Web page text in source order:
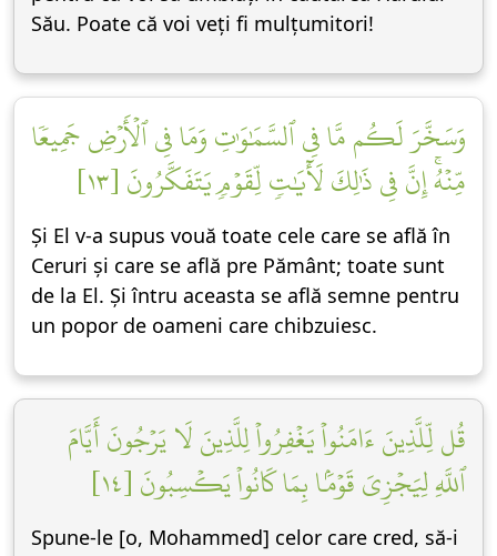
Său. Poate că voi veți fi mulțumitori!
وَسَخَّرَ لَكُم مَّا فِي ٱلسَّمَٰوَٰتِ وَمَا فِي ٱلۡأَرۡضِ جَمِيعٗا
مِّنۡهُۚ إِنَّ فِي ذَٰلِكَ لَأٓيَٰتٖ لِّقَوۡمٖ يَتَفَكَّرُونَ [١٣]
Și El v-a supus vouă toate cele care se află în
Ceruri și care se află pre Pământ; toate sunt
de la El. Și întru aceasta se află semne pentru
un popor de oameni care chibzuiesc.
قُل لِّلَّذِينَ ءَامَنُواْ يَغۡفِرُواْ لِلَّذِينَ لَا يَرۡجُونَ أَيَّامَ
ٱللَّهِ لِيَجۡزِيَ قَوۡمَۢا بِمَا كَانُواْ يَكۡسِبُونَ [١٤]
Spune-le [o, Mohammed] celor care cred, să-i